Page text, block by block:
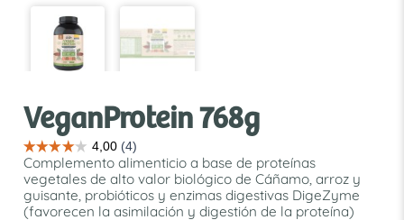
VeganProtein 768g
Complemento alimenticio a base de proteínas
vegetales de alto valor biológico de Cáñamo, arroz y
guisante, probióticos y enzimas digestivas DigeZyme
(favorecen la asimilación y digestión de la proteína)